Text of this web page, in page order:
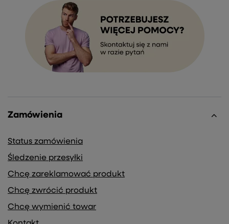
Zamówienia
Status zamówienia
Śledzenie przesyłki
Chcę zareklamować produkt
Chcę zwrócić produkt
Chcę wymienić towar